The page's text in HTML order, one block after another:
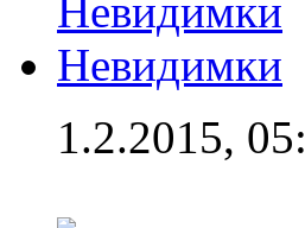
Невидимки
1.2.2015,